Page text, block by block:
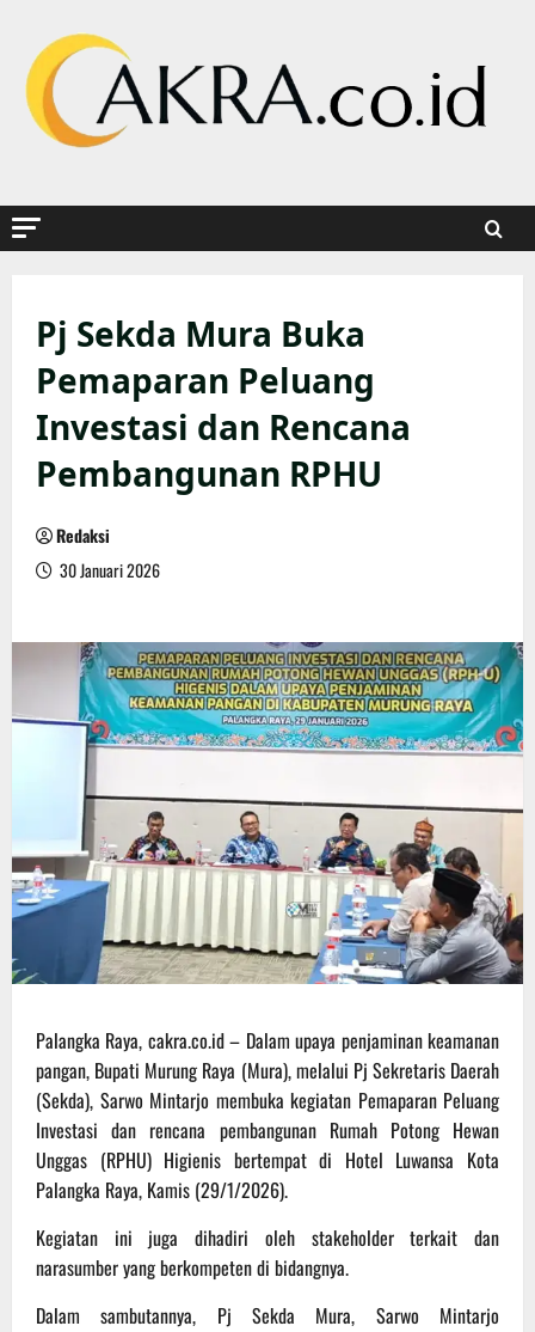
content
Pj Sekda Mura Buka
Pemaparan Peluang
Investasi dan Rencana
Pembangunan RPHU
Redaksi
30 Januari 2026
Palangka Raya, cakra.co.id – Dalam upaya penjaminan keamanan
pangan, Bupati Murung Raya (Mura), melalui Pj Sekretaris Daerah
(Sekda), Sarwo Mintarjo membuka kegiatan Pemaparan Peluang
Investasi dan rencana pembangunan Rumah Potong Hewan
Unggas (RPHU) Higienis bertempat di Hotel Luwansa Kota
Palangka Raya, Kamis (29/1/2026).
Kegiatan ini juga dihadiri oleh stakeholder terkait dan
narasumber yang berkompeten di bidangnya.
Dalam sambutannya, Pj Sekda Mura, Sarwo Mintarjo